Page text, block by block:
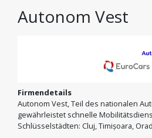
Autonom Vest
Firmendetails
Autonom Vest, Teil des nationalen
gewährleistet schnelle
Schlüsselstädten: Cluj, Timișoara,